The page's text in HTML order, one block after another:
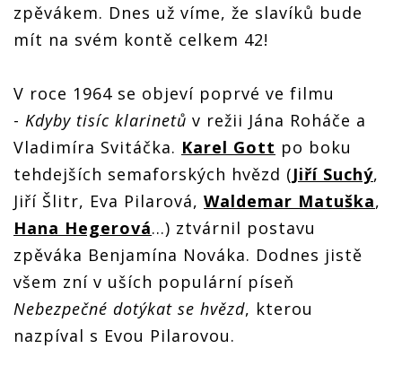
zpěvákem. Dnes už víme, že slavíků bude
mít na svém kontě celkem 42!
V roce 1964 se objeví poprvé ve filmu
- Kdyby tisíc klarinetů v režii Jána Roháče a
Vladimíra Svitáčka. Karel Gott po boku
tehdejších semaforských hvězd (Jiří Suchý,
Jiří Šlitr, Eva Pilarová, Waldemar Matuška,
Hana Hegerová...) ztvárnil postavu
zpěváka Benjamína Nováka. Dodnes jistě
všem zní v uších populární píseň
Nebezpečné dotýkat se hvězd, kterou
nazpíval s Evou Pilarovou.